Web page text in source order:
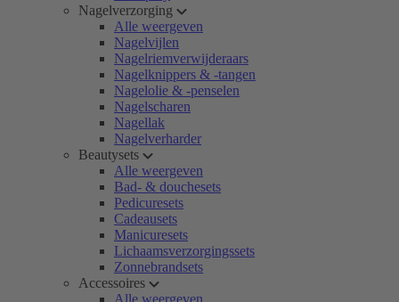
Nagelverzorging
Alle weergeven
Nagelvijlen
Nagelriemverwijderaars
Nagelknippers & -tangen
Nagelolie & -penselen
Nagelscharen
Nagellak
Nagelverharder
Beautysets
Alle weergeven
Bad- & douchesets
Pedicuresets
Cadeausets
Manicuresets
Lichaamsverzorgingssets
Zonnebrandsets
Accessoires
Alle weergeven